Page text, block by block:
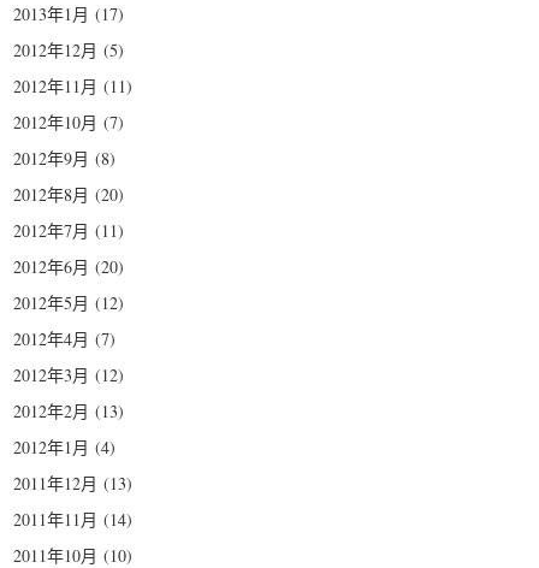
2013年1月 (17)
2012年12月 (5)
2012年11月 (11)
2012年10月 (7)
2012年9月 (8)
2012年8月 (20)
2012年7月 (11)
2012年6月 (20)
2012年5月 (12)
2012年4月 (7)
2012年3月 (12)
2012年2月 (13)
2012年1月 (4)
2011年12月 (13)
2011年11月 (14)
2011年10月 (10)